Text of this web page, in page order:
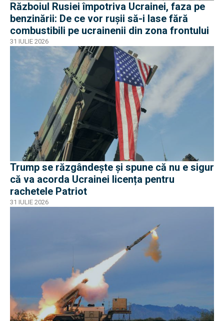
Războiul Rusiei împotriva Ucrainei, faza pe
benzinării: De ce vor rușii să-i lase fără
combustibili pe ucrainenii din zona frontului
31 IULIE 2026
Trump se răzgândește și spune că nu e sigur
că va acorda Ucrainei licența pentru
rachetele Patriot
31 IULIE 2026